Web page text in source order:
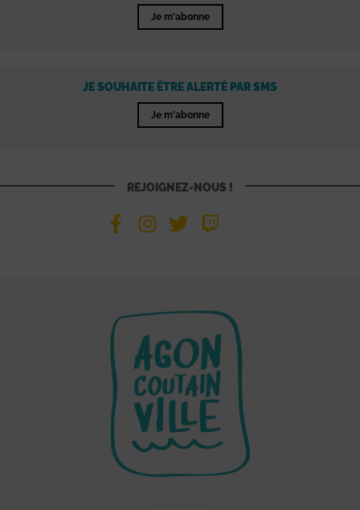
Je m'abonne
JE SOUHAITE ÊTRE ALERTÉ PAR SMS
Je m'abonne
REJOIGNEZ-NOUS !